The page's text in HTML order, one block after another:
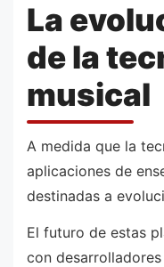
La
de la
musical
A medida que la
aplicaciones de
destinadas a
El futuro de estas
con